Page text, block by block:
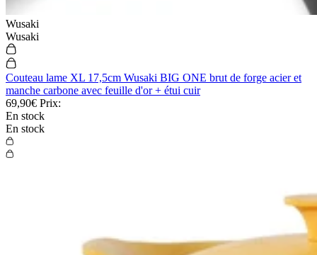
Wusaki
Wusaki
Couteau lame XL 17,5cm Wusaki BIG ONE brut de forge acier et
manche carbone avec feuille d'or + étui cuir
69,90€ Prix:
En stock
En stock